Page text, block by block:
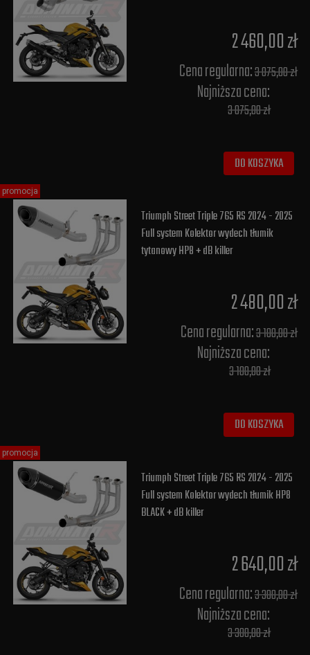
2 460,00 zł
Cena regularna:3 075,00 zł
Najniższa cena:
3 075,00 zł
DO KOSZYKA
Triumph Street Triple 765 RS 2024 - 2025
Full system Kolektor wydech tłumik
tytanowy HP8 + dB killer
2 480,00 zł
Cena regularna:3 100,00 zł
Najniższa cena:
3 100,00 zł
DO KOSZYKA
promocja
Triumph Street Triple 765 RS 2024 - 2025
Full system Kolektor wydech tłumik HP8
BLACK + dB killer
2 640,00 zł
Cena regularna:3 300,00 zł
Najniższa cena:
3 300,00 zł
promocja